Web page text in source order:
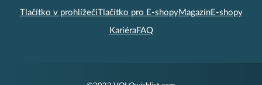
Tlačítko v prohlížečiTlačítko pro E-shopyMagazínE-shopy
KariéraFAQ